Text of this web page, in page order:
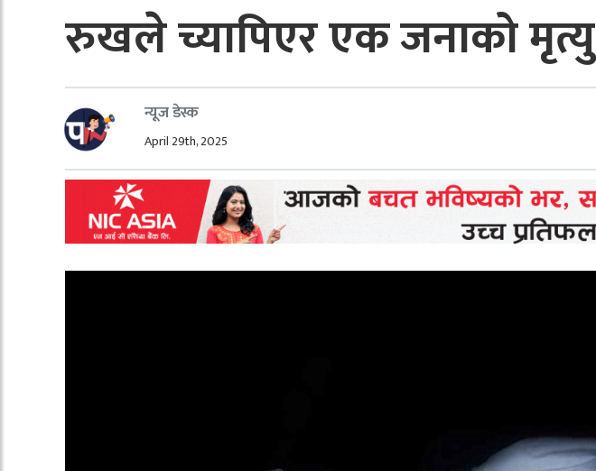
रुखले च्यापिएर एक जनाको मृत्यु
न्यूज डेस्क
April 29th, 2025